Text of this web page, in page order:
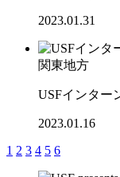
2023.01.31
関東地方
USFインタ
2023.01.16
1 2 3 4 5 6